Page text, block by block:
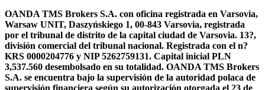
OANDA TMS Brokers S.A. con oficina registrada en Varsovia,
Warsaw UNIT, Daszyńskiego 1, 00-843 Varsovia, registrada
por el tribunal de distrito de la capital ciudad de Varsovia. 13?,
división comercial del tribunal nacional. Registrada con el n?
KRS 0000204776 y NIP 5262759131. Capital inicial PLN
3,537.560 desembolsado en su totalidad. OANDA TMS Brokers
S.A. se encuentra bajo la supervisión de la autoridad polaca de